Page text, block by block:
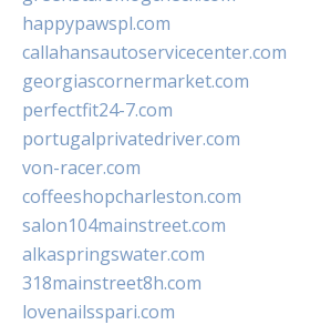
happypawspl.com
callahansautoservicecenter.com
georgiascornermarket.com
perfectfit24-7.com
portugalprivatedriver.com
von-racer.com
coffeeshopcharleston.com
salon104mainstreet.com
alkaspringswater.com
318mainstreet8h.com
lovenailsspari.com